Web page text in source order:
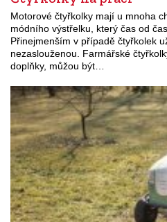
Motorové čtyřkolky mají u mnoha
módního výstřelku, který čas od
Přinejmenším v případě čtyřkolek
nezaslouženou. Farmářské
doplňky, můžou být…